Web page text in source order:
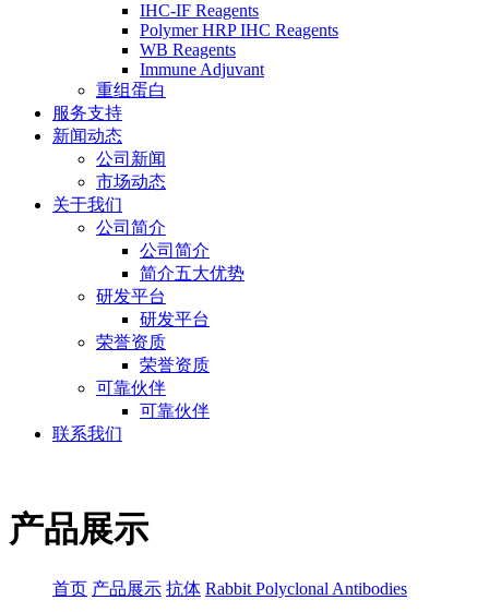
IHC-IF Reagents
Polymer HRP IHC Reagents
WB Reagents
Immune Adjuvant
重组蛋白
服务支持
新闻动态
公司新闻
市场动态
关于我们
公司简介
公司简介
简介五大优势
研发平台
研发平台
荣誉资质
荣誉资质
可靠伙伴
可靠伙伴
联系我们
产品展示
首页 产品展示 抗体 Rabbit Polyclonal Antibodies